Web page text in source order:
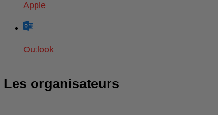
Apple
Outlook
Les organisateurs